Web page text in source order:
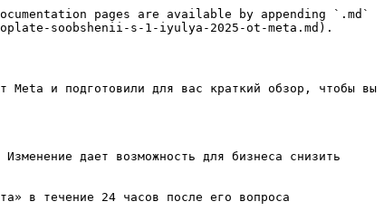
pages are available by appending `.md`
soobshenii-s-1-iyulya-2025-ot-meta.md).
Meta и подготовили для вас краткий обзор, чтобы вы
дает возможность для бизнеса снизить
в течение 24 часов после его вопроса